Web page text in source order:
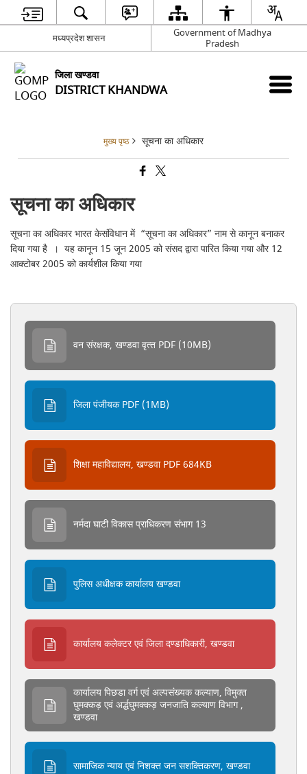
मध्‍यप्रदेश शासन
Government of Madhya
Pradesh
जिला खण्‍डवा
DISTRICT KHANDWA
मुख्य पृष्ठ सूचना का अधिकार
सूचना का अधिकार
सूचना का अधिकार भारत केसंविधान में “सूचना का अधिकार” नाम से कानून बनाकर
दिया गया है । यह कानून 15 जून 2005 को संसद द्वारा पारित किया गया और 12
आक्‍टोबर 2005 को कार्यशील किया गया
वन संरक्षक, खण्‍डवा वृत्‍त PDF (10MB)
जिला पंजीयक PDF (1MB)
शिक्षा महाविद्यालय, खण्‍डवा PDF 684KB
नर्मदा घाटी विकास प्राधिकरण संभाग 13
पुलिस अधीक्षक कार्यालय खण्‍डवा
कार्यालय कलेक्टर एवं जिला दण्डाधिकारी, खण्डवा
कार्यालय पिछडा वर्ग एवं अल्पसंख्यक कल्याण, विमुक्त
घुमक्कड़ एवं अर्द्धघुमक्कड़ जनजाति कल्याण विभाग ,
खण्डवा
सामाजिक न्याय एवं निशक्त जन सशक्तिकरण, खण्डवा